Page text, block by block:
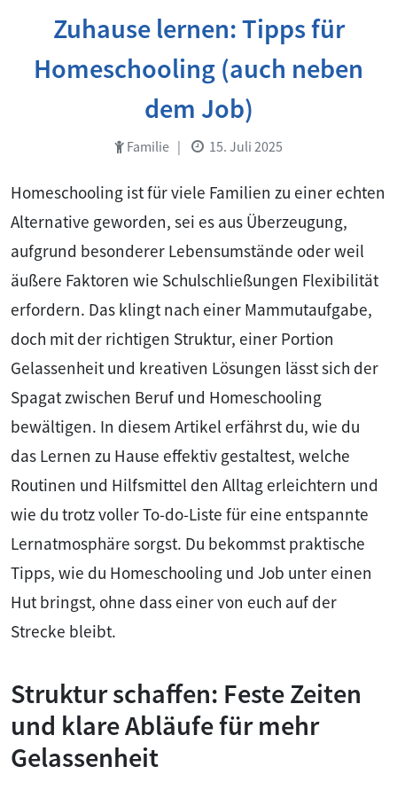
Zuhause lernen: Tipps für
Homeschooling (auch neben
dem Job)
Familie | 15. Juli 2025
Homeschooling ist für viele Familien zu einer echten
Alternative geworden, sei es aus Überzeugung,
aufgrund besonderer Lebensumstände oder weil
äußere Faktoren wie Schulschließungen Flexibilität
erfordern. Das klingt nach einer Mammutaufgabe,
doch mit der richtigen Struktur, einer Portion
Gelassenheit und kreativen Lösungen lässt sich der
Spagat zwischen Beruf und Homeschooling
bewältigen. In diesem Artikel erfährst du, wie du
das Lernen zu Hause effektiv gestaltest, welche
Routinen und Hilfsmittel den Alltag erleichtern und
wie du trotz voller To-do-Liste für eine entspannte
Lernatmosphäre sorgst. Du bekommst praktische
Tipps, wie du Homeschooling und Job unter einen
Hut bringst, ohne dass einer von euch auf der
Strecke bleibt.
Struktur schaffen: Feste Zeiten
und klare Abläufe für mehr
Gelassenheit